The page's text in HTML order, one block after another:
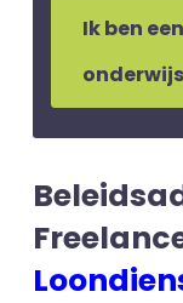
Ik ben
onderwijs